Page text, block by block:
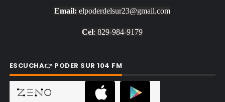
Email: elpoderdelsur23@gmail.com
Cel: 829-984-9179
ESCUCHA👉 PODER SUR 104 FM